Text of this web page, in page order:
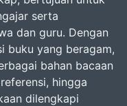
serta
dan guru. Dengan
buku yang beragam,
bahan bacaan
hingga
dilengkapi